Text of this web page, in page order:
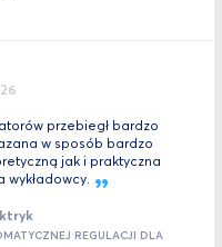
przebiegł bardzo
w sposób bardzo
jak i praktyczna
wykładowcy.
REGULACJI DLA